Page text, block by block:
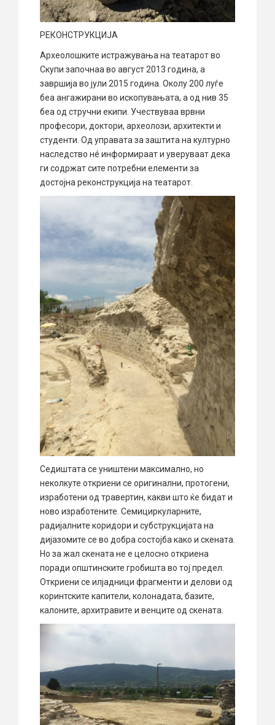
РЕКОНСТРУКЦИЈА
Археолошките истражувања на театарот во
Скупи започнаа во август 2013 година, а
завршија во јули 2015 година. Околу 200 луѓе
беа ангажирани во ископувањата, а од нив 35
беа од стручни екипи. Учествуваа врвни
професори, доктори, археолози, архитекти и
студенти. Од управата за заштита на културно
наследство нé информираат и уверуваат дека
ги содржат сите потребни елементи за
достојна реконструкција на театарот.
Седиштата се уништени максимално, но
неколкуте откриени се оригинални, протогени,
изработени од травертин, какви што ќе бидат и
ново изработените. Семициркуларните,
радијалните коридори и субструкцијата на
дијазомите се во добра состојба како и скената.
Но за жал скената не е целосно откриена
поради општинските гробишта во тој предел.
Откриени се илјадници фрагменти и делови од
коринтските капители, колонадата, базите,
калоните, архитравите и венците од скената.